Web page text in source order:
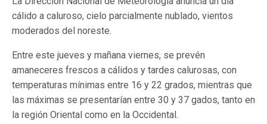
cálido a caluroso, cielo parcialmente nublado, vientos
moderados del noreste.
Entre este jueves y mañana viernes, se prevén
amaneceres frescos a cálidos y tardes calurosas, con
temperaturas mínimas entre 16 y 22 grados, mientras que
las máximas se presentarían entre 30 y 37 gados, tanto en
la región Oriental como en la Occidental.